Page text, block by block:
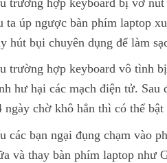
ta úp ngược bàn phím laptop
hút bụi chuyên dụng để làm
trường hợp keyboard vô tình
hư hại các mạch điện tử.
ngày chờ khô hẳn thì có thể
các bạn ngại đụng chạm vào
và thay bàn phím laptop như